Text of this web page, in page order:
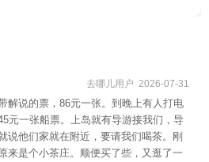
去哪儿用户 2026-07-31
解说的票，86元一张。到晚上有人打电
元一张船票。上岛就有导游接我们，导
说他们家就在附近，要请我们喝茶。刚
来是个小茶庄。顺便买了些，又逛了一